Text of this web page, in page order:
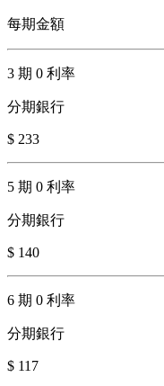
每期金額
3 期 0 利率
分期銀行
$ 233
5 期 0 利率
分期銀行
$ 140
6 期 0 利率
分期銀行
$ 117